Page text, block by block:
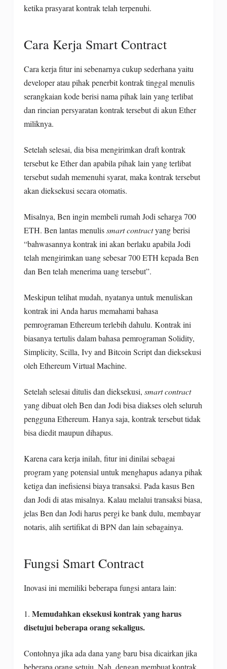
ketika prasyarat kontrak telah terpenuhi.
Cara Kerja Smart Contract
Cara kerja fitur ini sebenarnya cukup sederhana yaitu
developer atau pihak penerbit kontrak tinggal menulis
serangkaian kode berisi nama pihak lain yang terlibat
dan rincian persyaratan kontrak tersebut di akun Ether
miliknya.
Setelah selesai, dia bisa mengirimkan draft kontrak
tersebut ke Ether dan apabila pihak lain yang terlibat
tersebut sudah memenuhi syarat, maka kontrak tersebut
akan dieksekusi secara otomatis.
Misalnya, Ben ingin membeli rumah Jodi seharga 700
ETH. Ben lantas menulissmart contractyang berisi
“bahwasannya kontrak ini akan berlaku apabila Jodi
telah mengirimkan uang sebesar 700 ETH kepada Ben
dan Ben telah menerima uang tersebut”.
Meskipun telihat mudah, nyatanya untuk menuliskan
kontrak ini Anda harus memahami bahasa
pemrograman Ethereum terlebih dahulu. Kontrak ini
biasanya tertulis dalam bahasa pemrograman Solidity,
Simplicity, Scilla, Ivy and Bitcoin Script dan dieksekusi
oleh Ethereum Virtual Machine.
Setelah selesai ditulis dan dieksekusi, smart contract
yang dibuat oleh Ben dan Jodi bisa diakses oleh seluruh
pengguna Ethereum. Hanya saja, kontrak tersebut tidak
bisa diedit maupun dihapus.
Karena cara kerja inilah, fitur ini dinilai sebagai
program yang potensial untuk menghapus adanya pihak
ketiga dan inefisiensi biaya transaksi. Pada kasus Ben
dan Jodi di atas misalnya. Kalau melalui transaksi biasa,
jelas Ben dan Jodi harus pergi ke bank dulu, membayar
notaris, alih sertifikat di BPN dan lain sebagainya.
Fungsi Smart Contract
Inovasi ini memiliki beberapa fungsi antara lain:
1. Memudahkan eksekusi kontrak yang harus
disetujui beberapa orang sekaligus.
Contohnya jika ada dana yang baru bisa dicairkan jika
beberapa orang setuju. Nah, dengan membuat kontrak